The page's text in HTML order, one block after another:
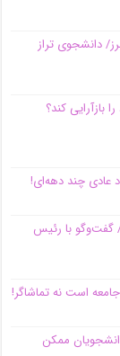
دانشجوی تراز
بازآرایی کند؟
عادی چند‌ دهه‌ای!
گفت‌وگو با رئیس
است نه تماشاگر!
ممکن